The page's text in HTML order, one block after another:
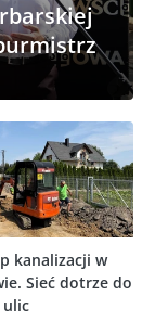
kanalizacji w
Sieć dotrze do
ulic